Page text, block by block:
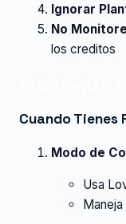
Ignorar
No
los creditos
Cuando Tienes
Modo de
Usa